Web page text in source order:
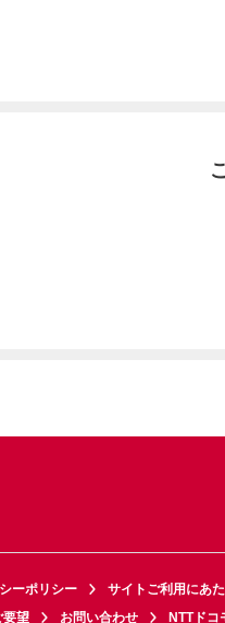
ーポリシー サイトご利用にあ
要望 お問い合わせ NTTドコ